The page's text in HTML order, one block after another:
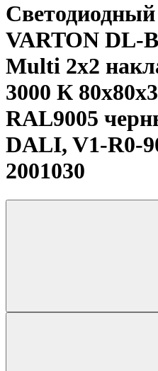
VARTON DL-
Multi 2x2
3000 К
RAL9005
DALI, V1-R0-
2001030